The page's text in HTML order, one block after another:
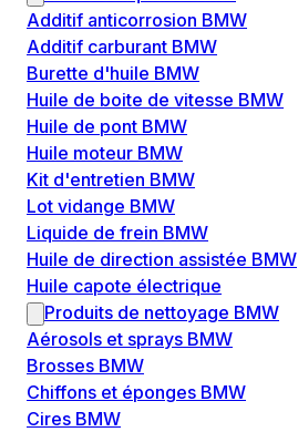
Additif anticorrosion BMW
Additif carburant BMW
Burette d'huile BMW
Huile de boite de vitesse BMW
Huile de pont BMW
Huile moteur BMW
Kit d'entretien BMW
Lot vidange BMW
Liquide de frein BMW
Huile de direction assistée BMW
Huile capote électrique
Produits de nettoyage BMW
Aérosols et sprays BMW
Brosses BMW
Chiffons et éponges BMW
Cires BMW